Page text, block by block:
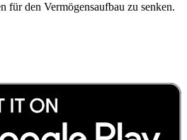
für den Vermögensaufbau zu senken.